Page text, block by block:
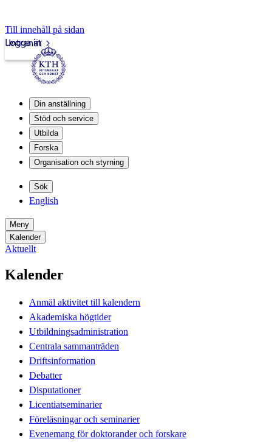
Till innehåll på sidan
Intranät
Logga in
Din anställning
Stöd och service
Utbilda
Forska
Organisation och styrning
Sök
English
Meny
Kalender
Aktuellt
Kalender
Anmäl aktivitet till kalendern
Akademiska högtider
Utbildningsadministration
Centrala sammanträden
Driftsinformation
Debatter
Disputationer
Licentiatseminarier
Föreläsningar och seminarier
Evenemang för doktorander och forskare